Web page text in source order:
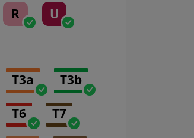
R U
T3a T3b
T6 T7